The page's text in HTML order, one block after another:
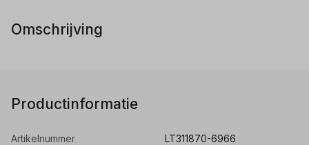
Omschrijving
Productinformatie
Artikelnummer LT311870-6966